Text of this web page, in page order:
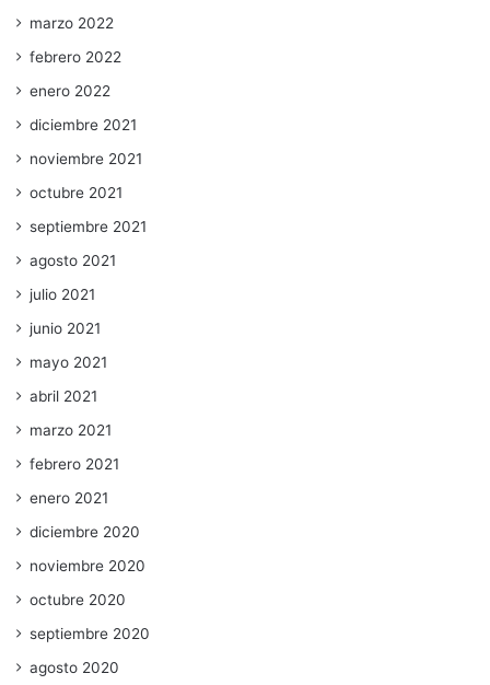
marzo 2022
febrero 2022
enero 2022
diciembre 2021
noviembre 2021
octubre 2021
septiembre 2021
agosto 2021
julio 2021
junio 2021
mayo 2021
abril 2021
marzo 2021
febrero 2021
enero 2021
diciembre 2020
noviembre 2020
octubre 2020
septiembre 2020
agosto 2020